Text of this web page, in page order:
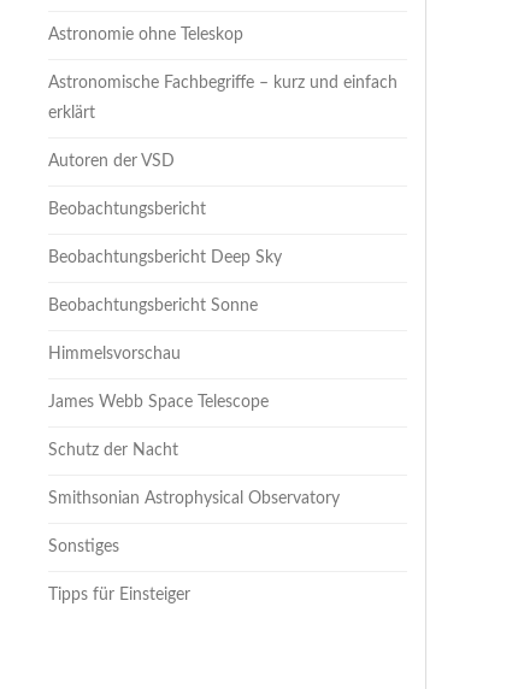
Astronomie ohne Teleskop
Astronomische Fachbegriffe – kurz und einfach
erklärt
Autoren der VSD
Beobachtungsbericht
Beobachtungsbericht Deep Sky
Beobachtungsbericht Sonne
Himmelsvorschau
James Webb Space Telescope
Schutz der Nacht
Smithsonian Astrophysical Observatory
Sonstiges
Tipps für Einsteiger